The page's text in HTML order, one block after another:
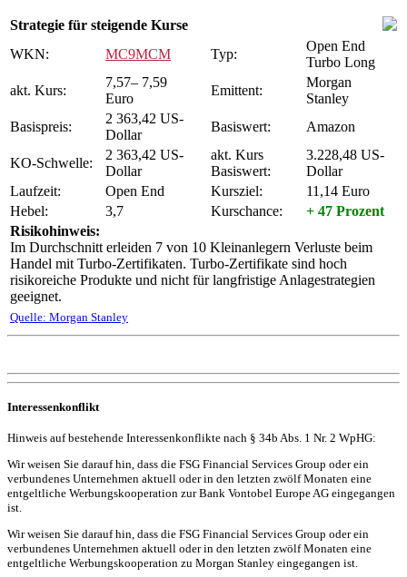
Strategie für steigende Kurse
WKN:
MC9MCM Typ:
Open End
Turbo Long
akt. Kurs:
7,57– 7,59
Euro
Emittent:
Morgan
Stanley
Basispreis:
2 363,42 US-
Dollar
Basiswert: Amazon
KO-Schwelle:
2 363,42 US-
Dollar
akt. Kurs
Basiswert:
3.228,48 US-
Dollar
Laufzeit:
Open End Kursziel:
11,14 Euro
Hebel:
3,7 Kurschance:
+ 47 Prozent
Risikohinweis:
Im Durchschnitt erleiden 7 von 10 Kleinanlegern Verluste beim
Handel mit Turbo-Zertifikaten. Turbo-Zertifikate sind hoch
risikoreiche Produkte und nicht für langfristige Anlagestrategien
geeignet.
Quelle: Morgan Stanley
Interessenkonflikt
Hinweis auf bestehende Interessenkonflikte nach § 34b Abs. 1 Nr. 2 WpHG:
Wir weisen Sie darauf hin, dass die FSG Financial Services Group oder ein
verbundenes Unternehmen aktuell oder in den letzten zwölf Monaten eine
entgeltliche Werbungskooperation zur Bank Vontobel Europe AG eingegangen
ist.
Wir weisen Sie darauf hin, dass die FSG Financial Services Group oder ein
verbundenes Unternehmen aktuell oder in den letzten zwölf Monaten eine
entgeltliche Werbungskooperation zu Morgan Stanley eingegangen ist.